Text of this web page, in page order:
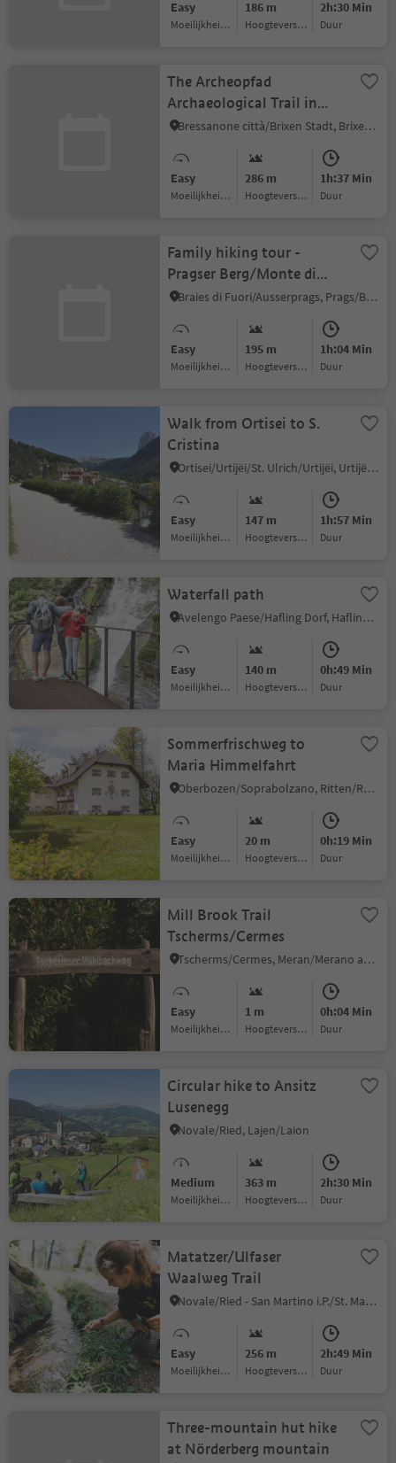
Easy
Moeilijkheidsgraad
186 m
Hoogteverschil
2h:30 Min
Duur
The Archeopfad
Archaeological Trail in
Brixen
Bressanone città/Brixen Stadt, Brixen/Bressanone, Brixen/Bressanone and environs
Easy
Moeilijkheidsgraad
286 m
Hoogteverschil
1h:37 Min
Duur
Family hiking tour -
Pragser Berg/Monte di
Braies
Braies di Fuori/Ausserprags, Prags/Braies, Dolomites Region 3 Zinnen
Easy
Moeilijkheidsgraad
195 m
Hoogteverschil
1h:04 Min
Duur
Walk from Ortisei to S.
Cristina
Ortisei/Urtijëi/St. Ulrich/Urtijëi, Urtijëi/Ortisei, Dolomites Region Val Gardena
Easy
Moeilijkheidsgraad
147 m
Hoogteverschil
1h:57 Min
Duur
Waterfall path
Avelengo Paese/Hafling Dorf, Hafling/Avelengo, Meran/Merano and environs
Easy
Moeilijkheidsgraad
140 m
Hoogteverschil
0h:49 Min
Duur
Sommerfrischweg to
Maria Himmelfahrt
Oberbozen/Soprabolzano, Ritten/Renon, Bolzano/Bozen and environs
Easy
Moeilijkheidsgraad
20 m
Hoogteverschil
0h:19 Min
Duur
Mill Brook Trail
Tscherms/Cermes
Tscherms/Cermes, Meran/Merano and environs
Easy
Moeilijkheidsgraad
1 m
Hoogteverschil
0h:04 Min
Duur
Circular hike to Ansitz
Lusenegg
Novale/Ried, Lajen/Laion
Medium
Moeilijkheidsgraad
363 m
Hoogteverschil
2h:30 Min
Duur
Matatzer/Ulfaser
Waalweg Trail
Novale/Ried - San Martino i.P./St. Martin i.P., Moos in Passeier/Moso in Passiria, Meran/Merano and environs
Easy
Moeilijkheidsgraad
256 m
Hoogteverschil
2h:49 Min
Duur
Three-mountain hut hike
at Nörderberg mountain